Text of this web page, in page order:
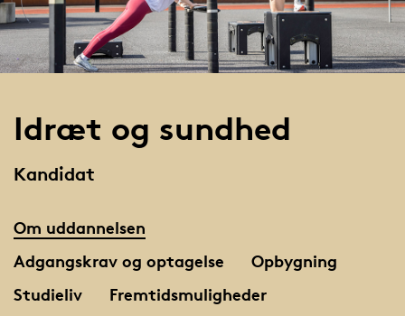
Idræt og sundhed
Kandidat
Om uddannelsen
Adgangskrav og optagelse
Opbygning
Studieliv
Fremtidsmuligheder